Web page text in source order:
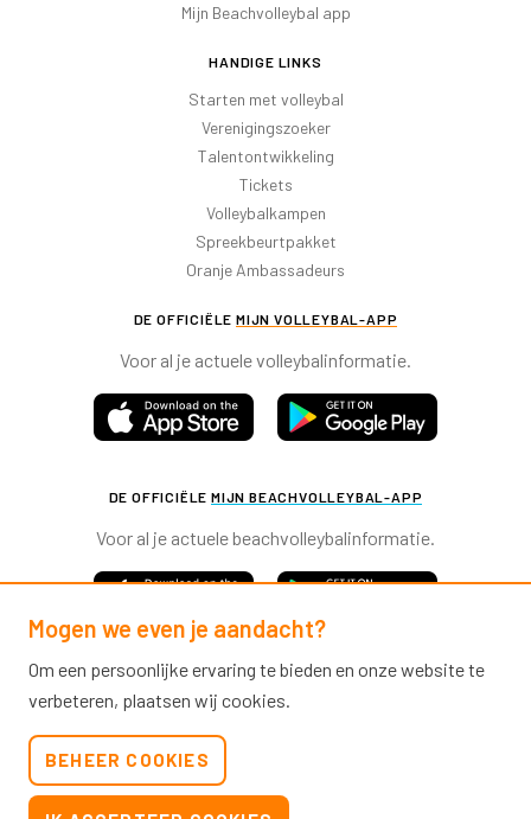
Mijn Beachvolleybal app
HANDIGE LINKS
Starten met volleybal
Verenigingszoeker
Talentontwikkeling
Tickets
Volleybalkampen
Spreekbeurtpakket
Oranje Ambassadeurs
DE OFFICIËLE MIJN VOLLEYBAL-APP
Voor al je actuele volleybalinformatie.
DE OFFICIËLE MIJN BEACHVOLLEYBAL-APP
Voor al je actuele beachvolleybalinformatie.
Mogen we even je aandacht?
Om een persoonlijke ervaring te bieden en onze website te
verbeteren, plaatsen wij cookies.
BEHEER COOKIES